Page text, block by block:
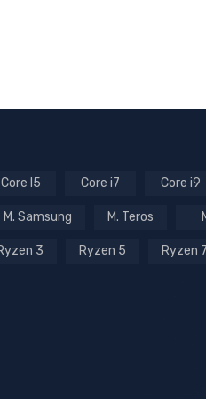
Core I5 Core i7 Core i9
M. Samsung M. Teros
3 Ryzen 5 Ryzen